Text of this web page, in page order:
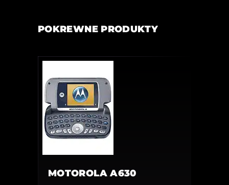
POKREWNE PRODUKTY
MOTOROLA A630